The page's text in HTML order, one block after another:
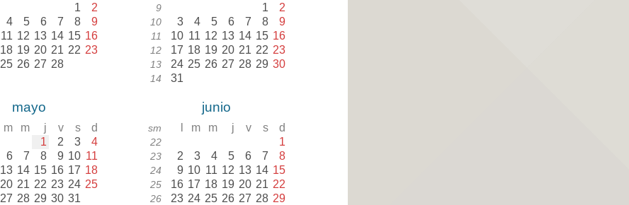
1 2
4 5 6 7 8 9
11 12 13 14 15 16
18 19 20 21 22 23
25 26 27 28
9 1 2
10 3 4 5 6 7 8 9
11 10 11 12 13 14 15 16
12 17 18 19 20 21 22 23
13 24 25 26 27 28 29 30
14 31
mayo
m m j v s d
1 2 3 4
6 7 8 9 10 11
13 14 15 16 17 18
20 21 22 23 24 25
27 28 29 30 31
junio
sm m m j v s d
22 1
23 2 3 4 5 6 7 8
24 9 10 11 12 13 14 15
25 16 17 18 19 20 21 22
26 23 24 25 26 27 28 29